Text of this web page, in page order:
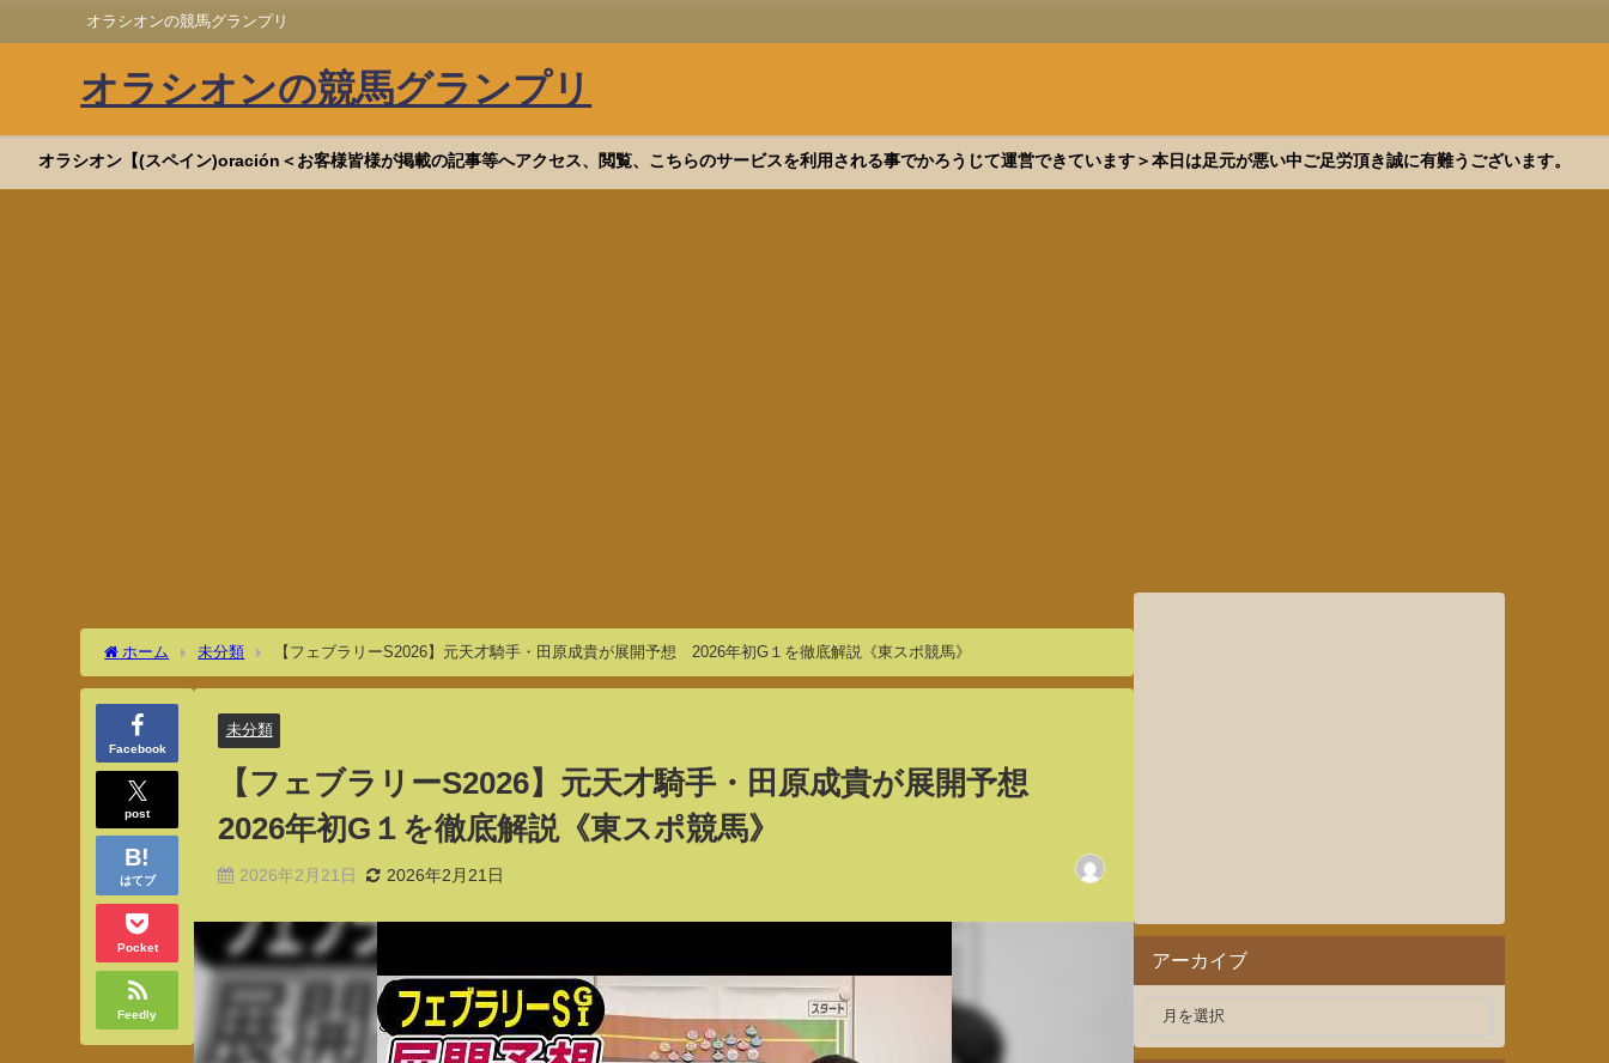
オラシオンの競馬グランプリ
オラシオンの競馬グランプリ
オラシオン【(スペイン)oración＜お客様皆様が掲載の記事等へアクセス、閲覧、こちらのサービスを利用される事でかろうじて運営できています＞本日は足元が悪い中ご足労頂き誠に有難うございます。
ホーム 未分類 【フェブラリーS2026】元天才騎手・田原成貴が展開予想 2026年初G１を徹底解説《東スポ競馬》
Facebook
post
はてブ
Pocket
Feedly
未分類
【フェブラリーS2026】元天才騎手・田原成貴が展開予想
2026年初G１を徹底解説《東スポ競馬》
2026年2月21日 2026年2月21日
アーカイブ